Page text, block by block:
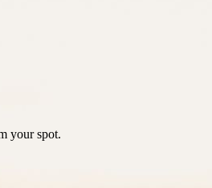
your spot.